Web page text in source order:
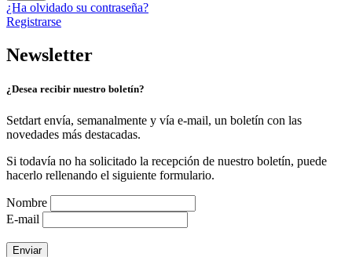
¿Ha olvidado su contraseña?
Registrarse
Newsletter
¿Desea recibir nuestro boletín?
Setdart envía, semanalmente y vía e-mail, un boletín con las
novedades más destacadas.
Si todavía no ha solicitado la recepción de nuestro boletín, puede
hacerlo rellenando el siguiente formulario.
Nombre
E-mail